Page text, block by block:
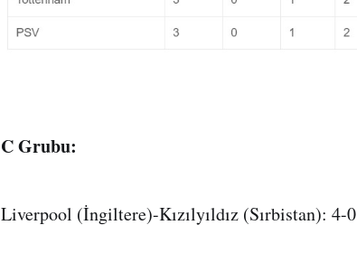
C Grubu:
Liverpool (İngiltere)-Kızılyıldız (Sırbistan): 4-0